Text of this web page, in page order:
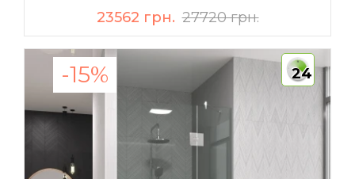
23562 грн. 27720 грн.
-15% 24